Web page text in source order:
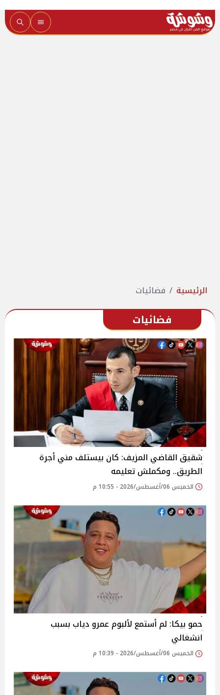
الرئيسية فضائيات
فضائيات
شقيق القاضي المزيف: كان بيستلف مني أجرة
الطريق.. ومكملش تعليمه
الخميس 06/أغسطس/2026 - 10:55 م
حمو بيكا: لم أستمع لألبوم عمرو دياب بسبب
انشغالي
الخميس 06/أغسطس/2026 - 10:39 م